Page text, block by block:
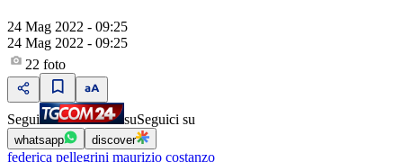
24 Mag 2022 - 09:25
24 Mag 2022 - 09:25
22 foto
Segui suSeguici su
whatsapp discover
federica pellegrini maurizio costanzo